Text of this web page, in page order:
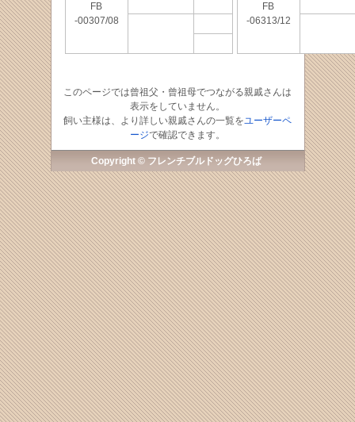
FB
-00307/08
FB
-06313/12
このページでは曾祖父・曾祖母でつながる親戚さんは
表示をしていません。
飼い主様は、より詳しい親戚さんの一覧をユーザーペ
ージで確認できます。
Copyright © フレンチブルドッグひろば